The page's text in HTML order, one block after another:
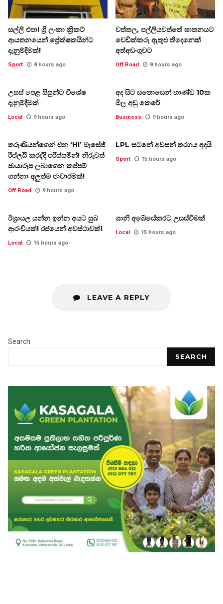
සල්ලි එපා! ශ්‍රී ලංකා ක්‍රිකට්
ආයතනයෙන් ප්‍රේක්ෂකයින්ට
දැනුම්දීමක්!
Sport 8 hours ago
වත්තල, පල්ලියවත්තේ ඝාතනයට
වෙඩික්කරු ඇතුළු තිදෙනෙක්
අත්අඩංගුවට
Off Road 8 hours ago
උසස් පෙළ සිසුන්ට විශේෂ
දැනුම්දීමක්
Local 9 hours ago
අද සිට සතොසෙන් භාණ්ඩ 10ක
මිල අඩු කෙරේ
Business 9 hours ago
තරුණියන්ගෙන් එන ‘Hi’ මැසේජ්
රිප්ලයි කරද්දි පරිස්සමින්! නිරුවත්
ඡායාරූප ලබාගෙන කප්පම්
ගන්නා අලුත්ම ජාවාරමක්!
Off Road 9 hours ago
LPL සටනේ අවසන් තරගය අදයි
Sport 15 hours ago
ඊශ්‍රායල යන්න ඉන්න අයට සුබ
ආරංචියක්! ‍රජයෙන් අවස්ථාවක්!
Local 15 hours ago
ශානි අබේසේකරට උසස්වීමක්
Local 15 hours ago
LEAVE A REPLY
Search
SEARCH